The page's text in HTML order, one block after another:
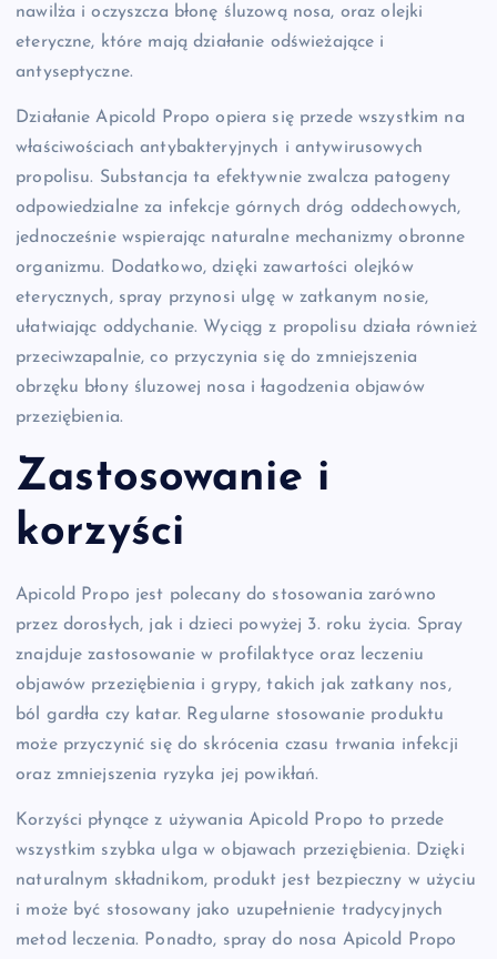
nawilża i oczyszcza błonę śluzową nosa, oraz olejki
eteryczne, które mają działanie odświeżające i
antyseptyczne.
Działanie Apicold Propo opiera się przede wszystkim na
właściwościach antybakteryjnych i antywirusowych
propolisu. Substancja ta efektywnie zwalcza patogeny
odpowiedzialne za infekcje górnych dróg oddechowych,
jednocześnie wspierając naturalne mechanizmy obronne
organizmu. Dodatkowo, dzięki zawartości olejków
eterycznych, spray przynosi ulgę w zatkanym nosie,
ułatwiając oddychanie. Wyciąg z propolisu działa również
przeciwzapalnie, co przyczynia się do zmniejszenia
obrzęku błony śluzowej nosa i łagodzenia objawów
przeziębienia.
Zastosowanie i
korzyści
Apicold Propo jest polecany do stosowania zarówno
przez dorosłych, jak i dzieci powyżej 3. roku życia. Spray
znajduje zastosowanie w profilaktyce oraz leczeniu
objawów przeziębienia i grypy, takich jak zatkany nos,
ból gardła czy katar. Regularne stosowanie produktu
może przyczynić się do skrócenia czasu trwania infekcji
oraz zmniejszenia ryzyka jej powikłań.
Korzyści płynące z używania Apicold Propo to przede
wszystkim szybka ulga w objawach przeziębienia. Dzięki
naturalnym składnikom, produkt jest bezpieczny w użyciu
i może być stosowany jako uzupełnienie tradycyjnych
metod leczenia. Ponadto, spray do nosa Apicold Propo